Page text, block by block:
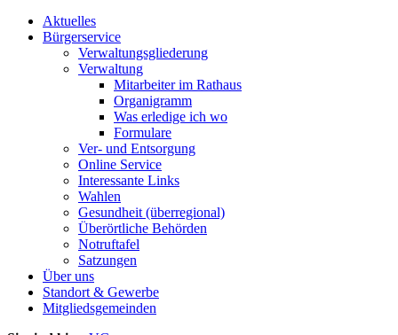
Aktuelles
Bürgerservice
Verwaltungsgliederung
Verwaltung
Mitarbeiter im Rathaus
Organigramm
Was erledige ich wo
Formulare
Ver- und Entsorgung
Online Service
Interessante Links
Wahlen
Gesundheit (überregional)
Überörtliche Behörden
Notruftafel
Satzungen
Über uns
Standort & Gewerbe
Mitgliedsgemeinden